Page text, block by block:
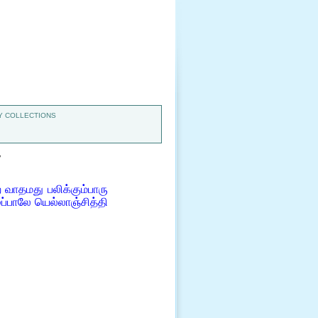
COLLECTIONS
பலிக்கும்பாரு
யெல்லாஞ்சித்தி